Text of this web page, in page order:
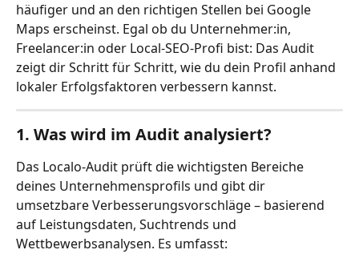
häufiger und an den richtigen Stellen bei Google
Maps erscheinst. Egal ob du Unternehmer:in,
Freelancer:in oder Local-SEO-Profi bist: Das Audit
zeigt dir Schritt für Schritt, wie du dein Profil anhand
lokaler Erfolgsfaktoren verbessern kannst.
1. Was wird im Audit analysiert?
Das Localo-Audit prüft die wichtigsten Bereiche
deines Unternehmensprofils und gibt dir
umsetzbare Verbesserungsvorschläge – basierend
auf Leistungsdaten, Suchtrends und
Wettbewerbsanalysen. Es umfasst: